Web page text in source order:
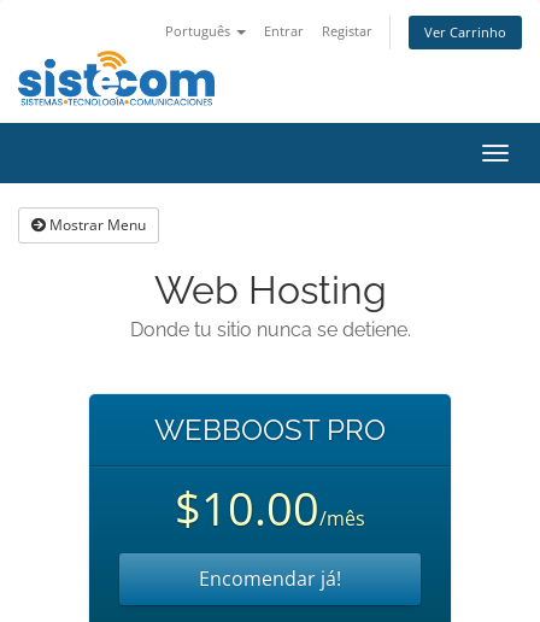
Português Entrar Registar Ver Carrinho
Mostrar Menu
Web Hosting
Donde tu sitio nunca se detiene.
WEBBOOST PRO
$10.00/mês
Encomendar já!